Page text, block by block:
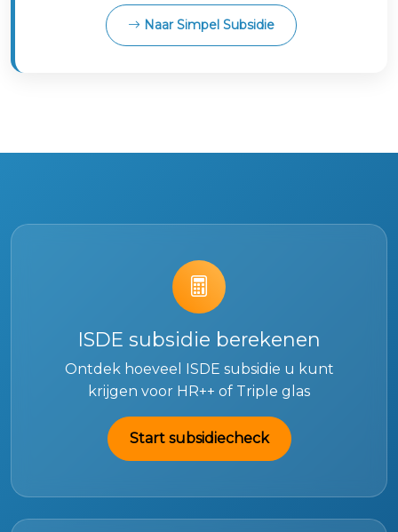
Naar Simpel Subsidie
ISDE subsidie berekenen
Ontdek hoeveel ISDE subsidie u kunt
krijgen voor HR++ of Triple glas
Start subsidiecheck